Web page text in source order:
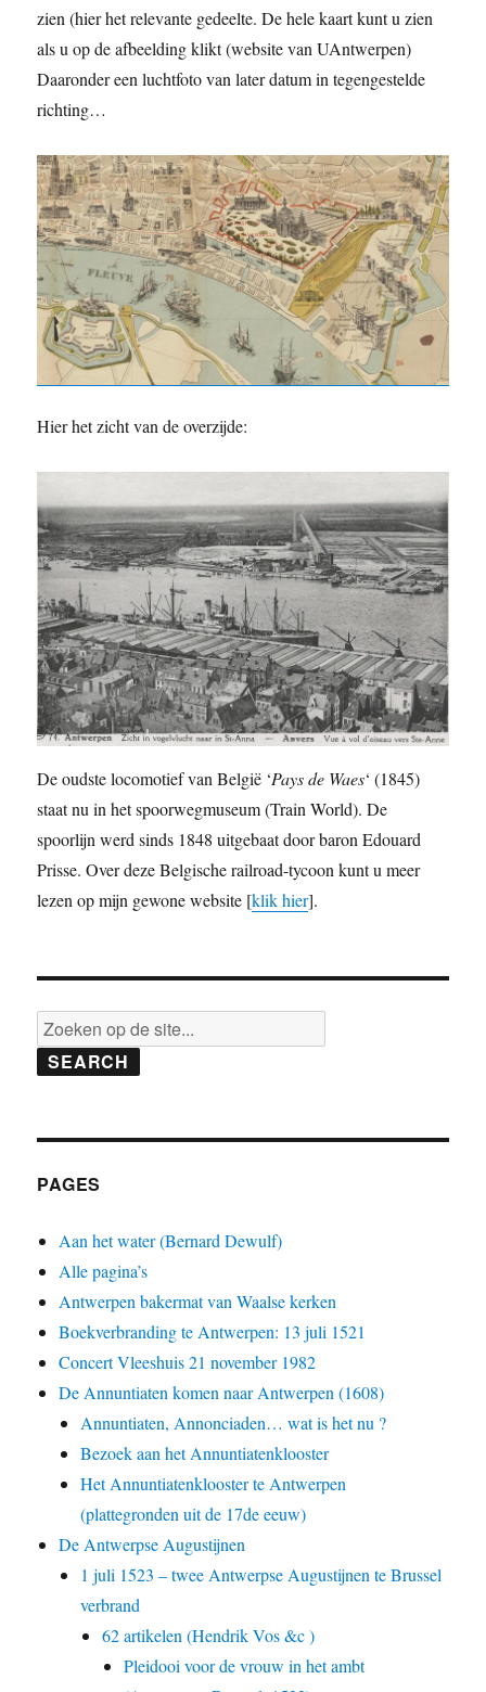
zien (hier het relevante gedeelte. De hele kaart kunt u zien
als u op de afbeelding klikt (website van UAntwerpen)
Daaronder een luchtfoto van later datum in tegengestelde
richting…
Hier het zicht van de overzijde:
De oudste locomotief van België ‘Pays de Waes‘ (1845)
staat nu in het spoorwegmuseum (Train World). De
spoorlijn werd sinds 1848 uitgebaat door baron Edouard
Prisse. Over deze Belgische railroad-tycoon kunt u meer
lezen op mijn gewone website [klik hier].
SEARCH
PAGES
Aan het water (Bernard Dewulf)
Alle pagina’s
Antwerpen bakermat van Waalse kerken
Boekverbranding te Antwerpen: 13 juli 1521
Concert Vleeshuis 21 november 1982
De Annuntiaten komen naar Antwerpen (1608)
Annuntiaten, Annonciaden… wat is het nu ?
Bezoek aan het Annuntiatenklooster
Het Annuntiatenklooster te Antwerpen
(plattegronden uit de 17de eeuw)
De Antwerpse Augustijnen
1 juli 1523 – twee Antwerpse Augustijnen te Brussel
verbrand
62 artikelen (Hendrik Vos &c )
Pleidooi voor de vrouw in het ambt